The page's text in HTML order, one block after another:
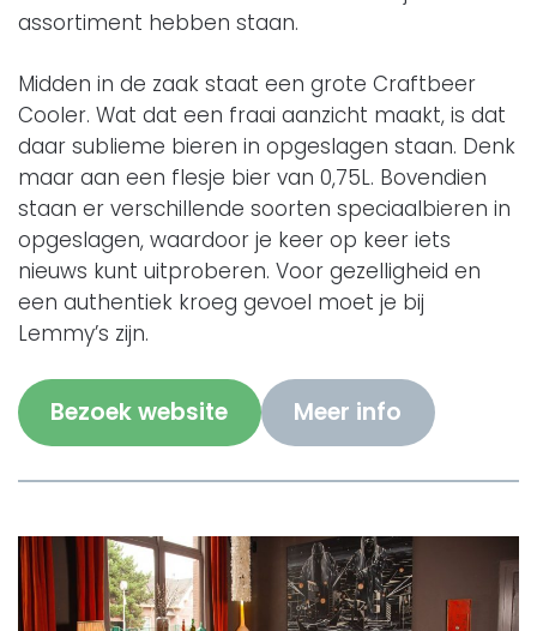
assortiment hebben staan.
Midden in de zaak staat een grote Craftbeer
Cooler. Wat dat een fraai aanzicht maakt, is dat
daar sublieme bieren in opgeslagen staan. Denk
maar aan een flesje bier van 0,75L. Bovendien
staan er verschillende soorten speciaalbieren in
opgeslagen, waardoor je keer op keer iets
nieuws kunt uitproberen. Voor gezelligheid en
een authentiek kroeg gevoel moet je bij
Lemmy’s zijn.
Bezoek website Meer info